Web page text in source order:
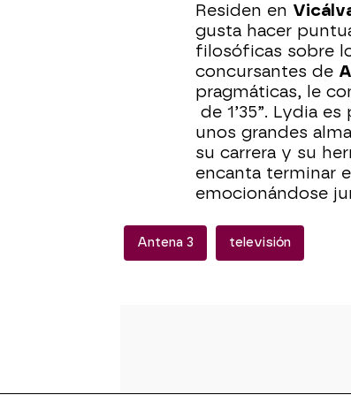
Residen en
gusta hacer
filosóficas sobre
concursantes de
pragmáticas, le
de 1’35”. Lydia
unos grandes
su carrera y su
encanta terminar
emocionándose
Antena 3 televisión